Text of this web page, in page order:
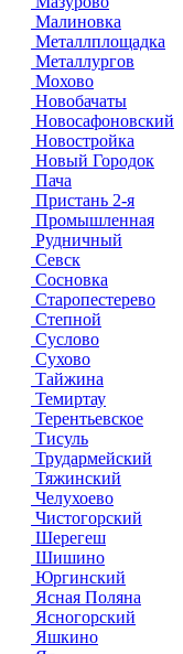
Малиновка
Металлплощадка
Металлургов
Мохово
Новобачаты
Новосафоновский
Новостройка
Новый Городок
Пача
Пристань 2-я
Промышленная
Рудничный
Севск
Сосновка
Старопестерево
Степной
Суслово
Сухово
Тайжина
Темиртау
Терентьевское
Тисуль
Трудармейский
Тяжинский
Челухоево
Чистогорский
Шерегеш
Шишино
Юргинский
Ясная Поляна
Ясногорский
Яшкино